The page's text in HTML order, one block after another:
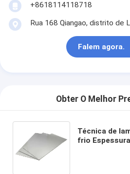
+8618114118718
Rua 168 Qiangao, distrito de
Falem agora.
Obter O Melhor
Técnica de
frio